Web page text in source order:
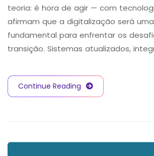
teoria: é hora de agir — com
afirmam que a digitalização será
fundamental para enfrentar os
transição. Sistemas atualizados,
Continue Reading